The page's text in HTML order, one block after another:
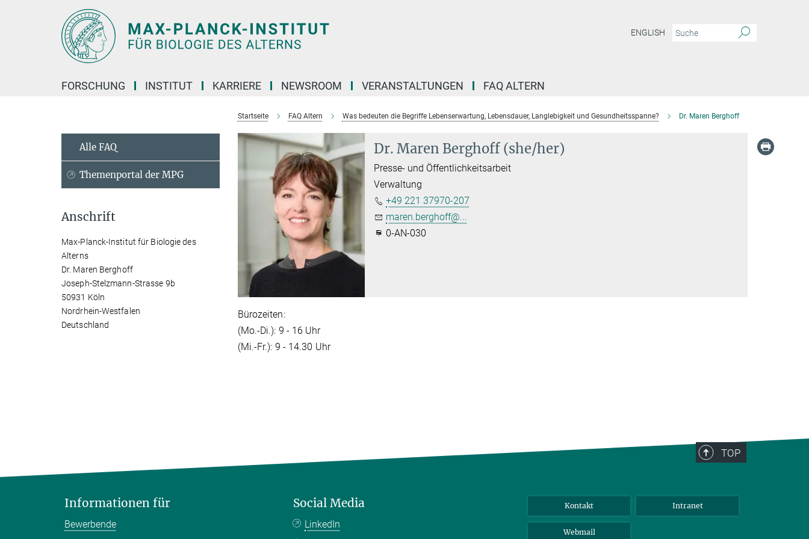
ENGLISH
FORSCHUNG INSTITUT KARRIERE NEWSROOM VERANSTALTUNGEN FAQ ALTERN
Startseite FAQ Altern Was bedeuten die Begriffe Lebenserwartung, Lebensdauer, Langlebigkeit und Gesundheitsspanne? Dr. Maren Berghoff
Dr. Maren Berghoff (she/her)
Presse- und Öffentlichkeitsarbeit
Verwaltung
+49 221 37970-207
maren.berghoff@...
0-AN-030
Bürozeiten:
(Mo.-Di.): 9 - 16 Uhr
(Mi.-Fr.): 9 - 14.30 Uhr
Alle FAQ
Themenportal der MPG
Anschrift
Max-Planck-Institut für Biologie des
Alterns
Dr. Maren Berghoff
Joseph-Stelzmann-Strasse 9b
50931 Köln
Nordrhein-Westfalen
Deutschland
TOP
Informationen für
Bewerbende
Social Media
LinkedIn
Kontakt Intranet
Webmail